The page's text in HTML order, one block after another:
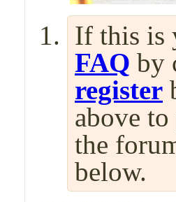
If this is
FAQ by
register
above to
the
below.